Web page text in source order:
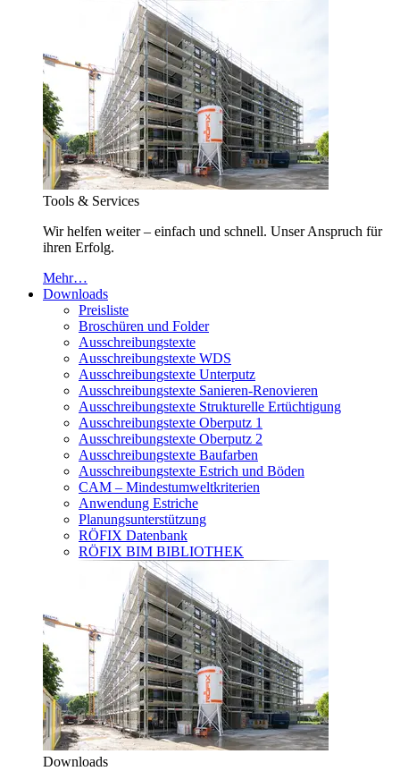
Tools & Services
Wir helfen weiter – einfach und schnell. Unser Anspruch für
ihren Erfolg.
Mehr…
Downloads
Preisliste
Broschüren und Folder
Ausschreibungstexte
Ausschreibungstexte WDS
Ausschreibungstexte Unterputz
Ausschreibungstexte Sanieren-Renovieren
Ausschreibungstexte Strukturelle Ertüchtigung
Ausschreibungstexte Oberputz 1
Ausschreibungstexte Oberputz 2
Ausschreibungstexte Baufarben
Ausschreibungstexte Estrich und Böden
CAM – Mindestumweltkriterien
Anwendung Estriche
Planungsunterstützung
RÖFIX Datenbank
RÖFIX BIM BIBLIOTHEK
Downloads